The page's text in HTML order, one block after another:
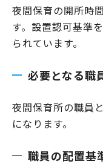
夜間保育の開所時
す。設置認可基準
られています。
必要となる職
夜間保育所の職員
になります。
職員の配置基